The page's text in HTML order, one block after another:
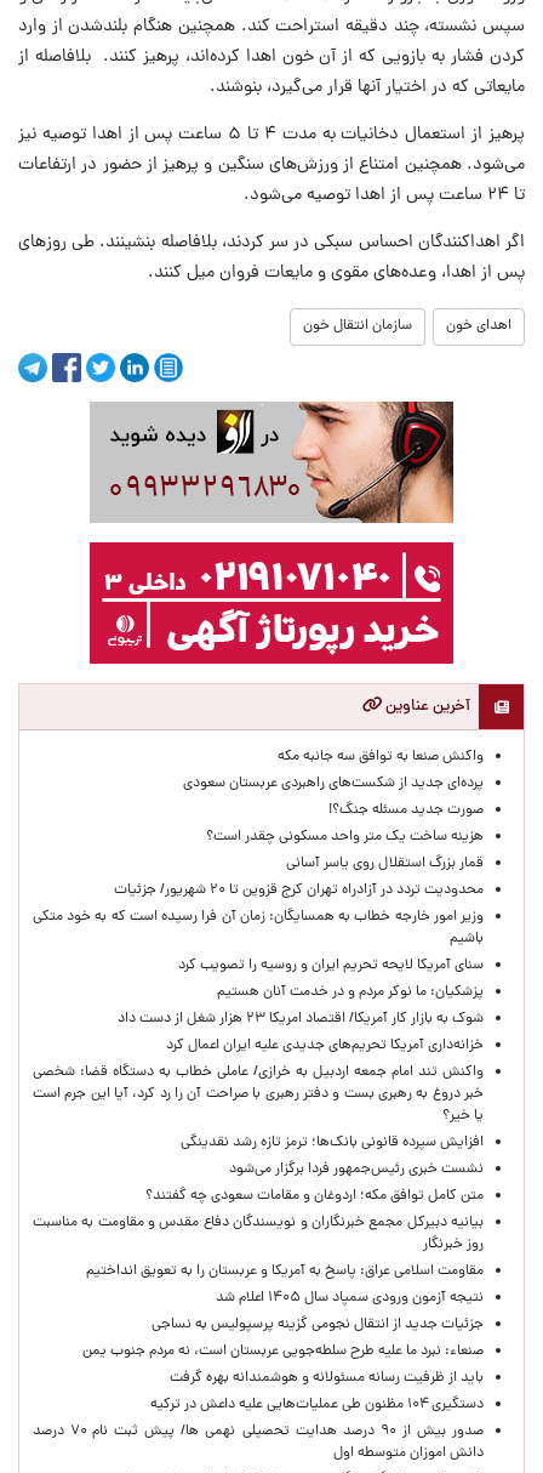
سپس نشسته، چند دقیقه استراحت کند. همچنین هنگام بلندشدن از وارد
کردن فشار به بازویی که از آن خون اهدا کرده‌اند، پرهیز کنند. بلافاصله از
مایعاتی که در اختیار آنها قرار می‌گیرد، بنوشند.
پرهیز از استعمال دخانیات به مدت ۴ تا ۵ ساعت پس از اهدا توصیه نیز
می‌شود. همچنین امتناع از ورزش‌های سنگین و پرهیز از حضور در ارتفاعات
تا ۲۴ ساعت پس از اهدا توصیه می‌شود.
اگر اهداکنندگان احساس سبکی در سر کردند، بلافاصله بنشینند. طی روزهای
پس از اهدا، وعده‌های مقوی و مایعات فروان میل کنند.
اهدای خون سازمان انتقال خون
آخرین عناوین
واکنش صنعا به توافق سه جانبه مکه
پرده‌ای جدید از شکست‌های راهبردی عربستان سعودی
صورت جدید مسئله جنگ؟!
هزینه ساخت یک متر واحد مسکونی چقدر است؟
قمار بزرگ استقلال روی یاسر آسانی
محدودیت تردد در آزادراه تهران کرج قزوین تا ۲۰ شهریور/ جزئیات
وزیر امور خارجه خطاب به همسایگان: زمان آن فرا رسیده است که به خود متکی
باشیم
سنای آمریکا لایحه تحریم ایران و روسیه را تصویب کرد
پزشکیان: ما نوکر مردم و در خدمت آنان هستیم
شوک به بازار کار آمریکا/ اقتصاد امریکا ۲۳ هزار شغل از دست داد
خزانه‌داری آمریکا تحریم‌های جدیدی علیه ایران اعمال کرد
واکنش تند امام جمعه اردبیل به خرازی/ عاملی خطاب به دستگاه قضا: شخصی
خبر دروغ به رهبری بست و دفتر رهبری با صراحت آن را رد کرد، آیا این جرم است
یا خیر؟
افزایش سپرده قانونی بانک‌ها؛ ترمز تازه رشد نقدینگی
نشست خبری رئیس‌جمهور فردا برگزار می‌شود
متن کامل توافق مکه؛ اردوغان و مقامات سعودی چه گفتند؟
بیانیه دبیرکل مجمع خبرنگاران و نویسندگان دفاع مقدس و مقاومت به مناسبت
روز خبرنگار
مقاومت اسلامی عراق: پاسخ به آمریکا و عربستان را به تعویق انداختیم
نتیجه آزمون ورودی سمپاد سال ۱۴۰۵ اعلام شد
جزئیات جدید از انتقال نجومی گزینه پرسپولیس به نساجی
صنعاء: نبرد ما علیه طرح سلطه‌جویی عربستان است، نه مردم جنوب یمن
باید از ظرفیت رسانه مسئولانه و هوشمندانه بهره گرفت
دستگیری ۱۰۴ مظنون طی عملیات‌هایی علیه داعش در ترکیه
صدور بیش از ۹۰ درصد هدایت تحصیلی نهمی ها/ پیش ثبت نام ۷۰ درصد
دانش اموزان متوسطه اول